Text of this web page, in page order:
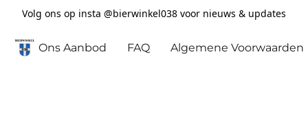
Volg ons op insta @bierwinkel038 voor nieuws & updates
Ons Aanbod FAQ Algemene Voorwaarden